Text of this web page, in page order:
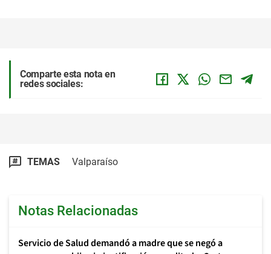
Comparte esta nota en
redes sociales:
TEMAS Valparaíso
Notas Relacionadas
Servicio de Salud demandó a madre que se negó a